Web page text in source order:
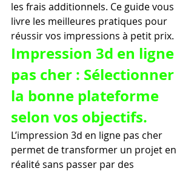
les frais additionnels. Ce guide vous
livre les meilleures pratiques pour
réussir vos impressions à petit prix.
Impression 3d en ligne
pas cher : Sélectionner
la bonne plateforme
selon vos objectifs.
L’impression 3d en ligne pas cher
permet de transformer un projet en
réalité sans passer par des